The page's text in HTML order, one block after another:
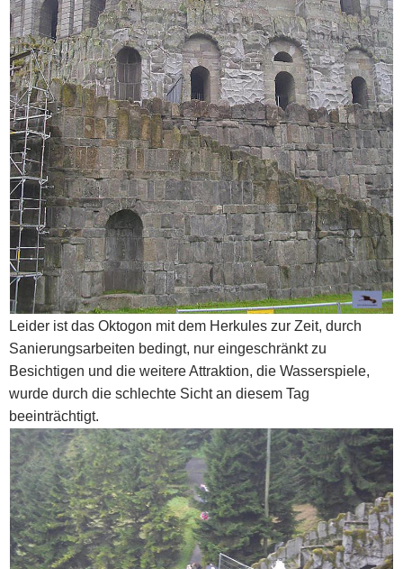
Leider ist das Oktogon mit dem Herkules zur Zeit, durch
Sanierungsarbeiten bedingt, nur eingeschränkt zu
Besichtigen und die weitere Attraktion, die Wasserspiele,
wurde durch die schlechte Sicht an diesem Tag
beeinträchtigt.